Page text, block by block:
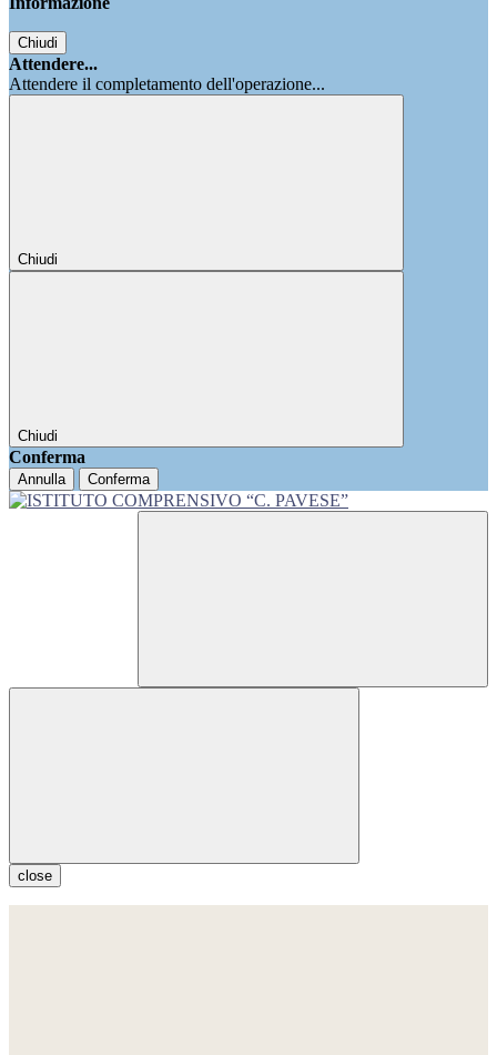
Chiudi
Attendere...
Attendere il completamento dell'operazione...
Chiudi
Chiudi
Conferma
Annulla Conferma
close